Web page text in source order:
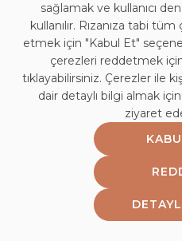
İletişim
KVKK
Mağaza
Kişisel Veri
Çerez
Bilgi
Bayi
Web
sağlamak ve kullanıcı
kullanılır. Rızanıza tabi
etmek için "Kabul Et"
çerezleri reddetmek
tıklayabilirsiniz. Çerezler ile
dair detaylı bilgi almak için
ziyaret